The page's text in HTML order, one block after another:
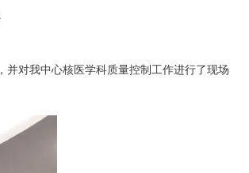
并对我中心核医学科质量控制工作进行了现场